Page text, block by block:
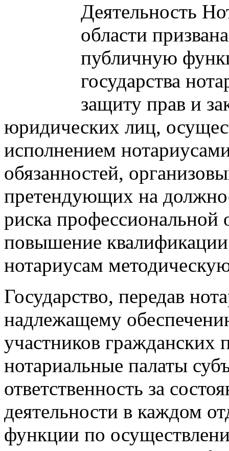
Деятельность
области
публичную
государства
защиту прав и
юридических лиц,
исполнением
обязанностей,
претендующих на
риска профессиональной
повышение квалификации
нотариусам
Государство, передав
надлежащему
участников
нотариальные палаты
ответственность за
деятельности в каждом
функции по